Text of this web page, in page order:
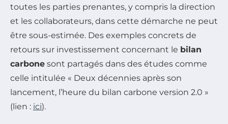
toutes les parties prenantes, y compris la direction
et les collaborateurs, dans cette démarche ne peut
être sous-estimée. Des exemples concrets de
retours sur investissement concernant le bilan
carbone sont partagés dans des études comme
celle intitulée « Deux décennies après son
lancement, l’heure du bilan carbone version 2.0 »
(lien : ici).